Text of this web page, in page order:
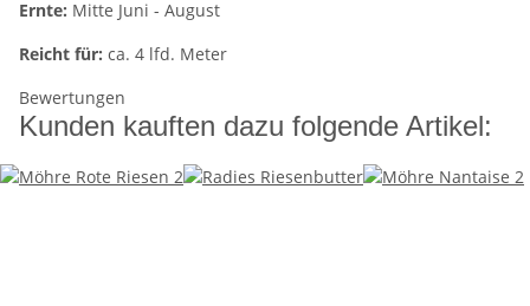
Ernte: Mitte Juni - August
Reicht für: ca. 4 lfd. Meter
Bewertungen
Kunden kauften dazu folgende Artikel: